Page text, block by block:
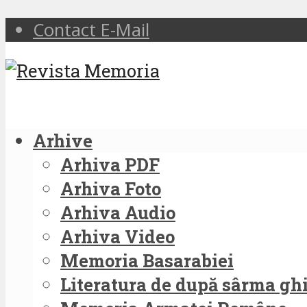
Contact E-Mail
Arhive
Arhiva PDF
Arhiva Foto
Arhiva Audio
Arhiva Video
Memoria Basarabiei
Literatura de după sârma